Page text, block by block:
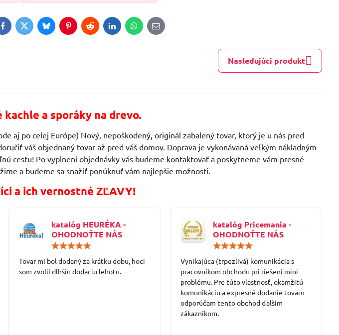
FacebookTwitterBlueskyPinterestRedditLinkedInWhatsApp
E-
mail
Nasledujúci produkt
kachle a sporáky na drevo.
aj po celej Európe) Nový, nepoškodený, originál zabalený tovar, ktorý je u nás pred
váš objednaný tovar až pred váš domov. Doprava je vykonávaná veľkým nákladným
cestu! Po vyplnení objednávky vás budeme kontaktovať a poskytneme vám presné
a budeme sa snažiť ponúknuť vám najlepšie možnosti.
a ich vernostné ZĽAVY!
katalóg HEURÉKA -
OHODNOŤTE NÁS
/
5
Tovar mi bol dodaný za krátku dobu, hoci
som zvolil dlhšiu dodaciu lehotu.
katalóg Pricemania -
OHODNOŤTE NÁS
/
5
Vynikajúca (trpezlivá) komunikácia s
pracovníkom obchodu pri riešení mini
problému. Pre túto vlastnosť, okamžitú
komunikáciu a expresné dodanie tovaru
odporúčam tento obchod ďalším
zákazníkom.